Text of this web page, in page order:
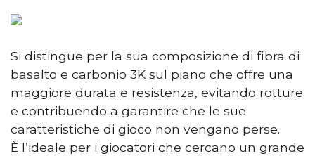
Si distingue per la sua composizione di fibra di
basalto e carbonio 3K sul piano che offre una
maggiore durata e resistenza, evitando rotture
e contribuendo a garantire che le sue
caratteristiche di gioco non vengano perse.
È l’ideale per i giocatori che cercano un grande